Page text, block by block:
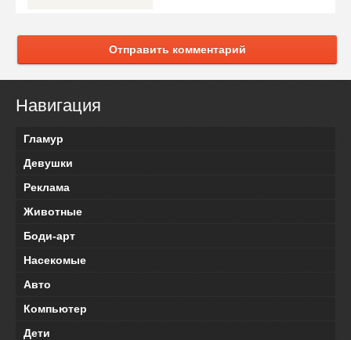
Отправить комментарий
Навигация
Гламур
Девушки
Реклама
Животные
Боди-арт
Насекомые
Авто
Компьютер
Дети